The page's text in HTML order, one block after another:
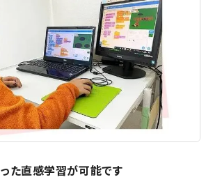
た直感学習が可能です